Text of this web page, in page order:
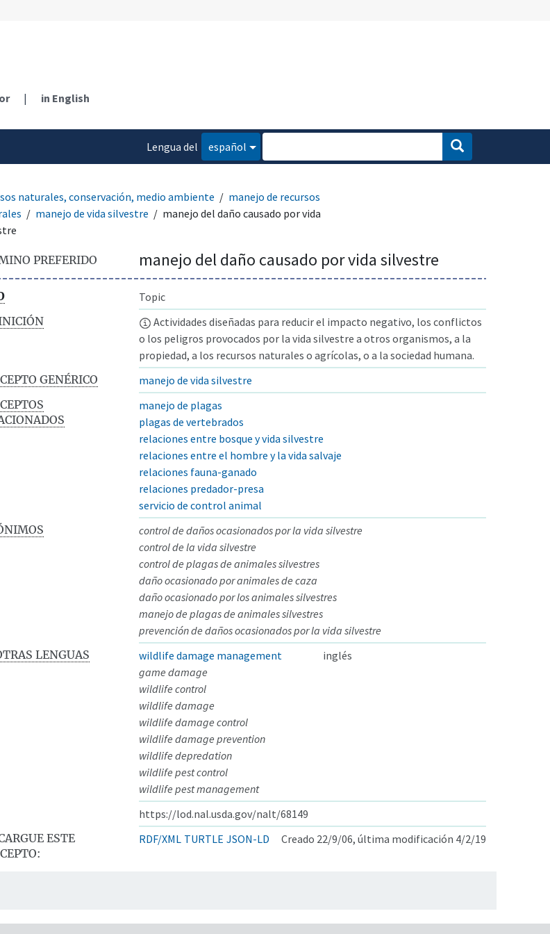
| in English
Lengua del
español
naturales, conservación, medio ambiente
manejo de recursos
manejo de vida silvestre
manejo del daño causado por vida
PREFERIDO manejo del daño causado por vida silvestre
Topic
Actividades diseñadas para reducir el impacto negativo, los conflictos
o los peligros provocados por la vida silvestre a otros organismos, a la
propiedad, a los recursos naturales o agrícolas, o a la sociedad humana.
GENÉRICO
manejo de vida silvestre
manejo de plagas
plagas de vertebrados
relaciones entre bosque y vida silvestre
relaciones entre el hombre y la vida salvaje
relaciones fauna-ganado
relaciones predador-presa
servicio de control animal
control de daños ocasionados por la vida silvestre
control de la vida silvestre
control de plagas de animales silvestres
daño ocasionado por animales de caza
daño ocasionado por los animales silvestres
manejo de plagas de animales silvestres
prevención de daños ocasionados por la vida silvestre
LENGUAS
wildlife damage management
inglés
game damage
wildlife control
wildlife damage
wildlife damage control
wildlife damage prevention
wildlife depredation
wildlife pest control
wildlife pest management
https://lod.nal.usda.gov/nalt/68149
ESTE
RDF/XML TURTLE JSON-LD Creado 22/9/06, última modificación 4/2/19